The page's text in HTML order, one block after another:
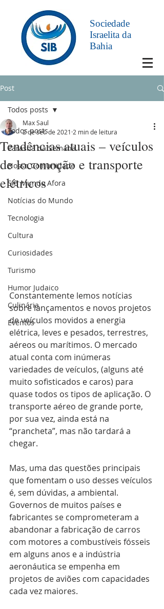
Sociedade
Israelita da
Bahia
Post
Todos posts
Parashá da Semana
Nossa Comunidade
SIB Mundo Afora
Notícias do Mundo
Tecnologia
Cultura
Curiosidades
Turismo
Humor Judaico
Culinária
Eventos
Todos posts
Tendências atuais – veículos
de locomoção e transporte
elétricos
Max Saul
2 de set. de 2021 2 min de leitura
Constantemente lemos notícias
sobre lançamentos e novos projetos
de veículos movidos a energia
elétrica, leves e pesados, terrestres,
aéreos ou marítimos. O mercado
atual conta com inúmeras
variedades de veículos, (alguns até
muito sofisticados e caros) para
quase todos os tipos de aplicação. O
transporte aéreo de grande porte,
por sua vez, ainda está na
“prancheta”, mas não tardará a
chegar.
Mas, uma das questões principais
que fomentam o uso desses veículos
é, sem dúvidas, a ambiental.
Governos de muitos países e
fabricantes se comprometeram a
abandonar a fabricação de carros
com motores a combustíveis fósseis
em alguns anos e a indústria
aeronáutica se empenha em
projetos de aviões com capacidades
cada vez maiores.